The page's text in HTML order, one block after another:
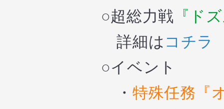
○超総力戦 『ド
詳細は コチラ
○イベント
・ 特殊任務『